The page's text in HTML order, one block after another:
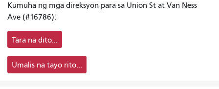
Kumuha ng mga direksyon para sa Union St at Van Ness
Ave (#16786):
Tara na dito...
Umalis na tayo rito...